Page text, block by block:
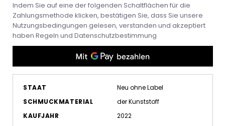
Indem Sie auf eine der folgenden Schaltflächen für die
Zahlungsmethode klicken, bestätigen Sie, dass Sie unsere
Nutzungsbedingungen gelesen, verstanden und akzeptiert
haben Regeln und Datenschutzbestimmung
STAAT
Neu ohne Label
SCHMUCKMATERIAL
der Kunststoff
KAUFJAHR
2022